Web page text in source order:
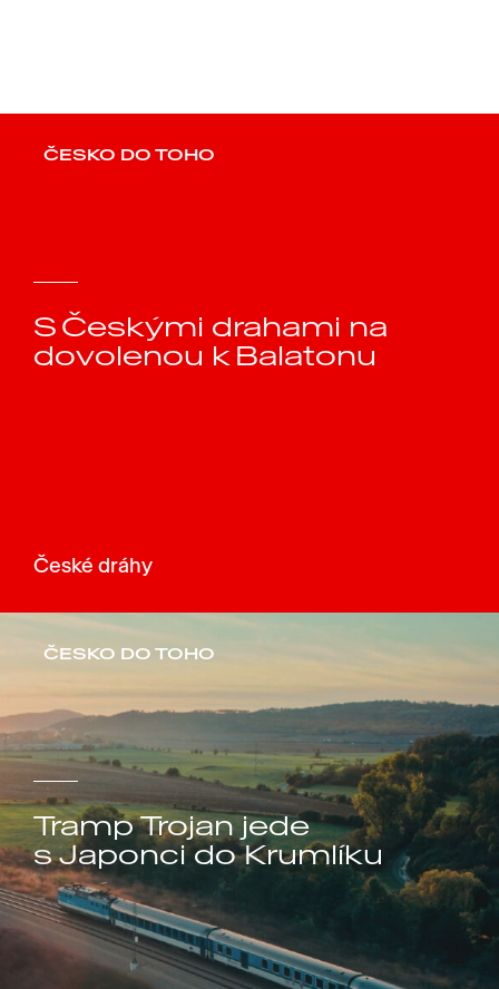
ČESKO DO TOHO
S Českými drahami na
dovolenou k Balatonu
České dráhy
ČESKO DO TOHO
Tramp Trojan jede
s Japonci do Krumlíku